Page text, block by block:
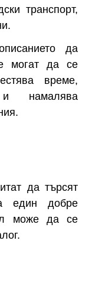
транспорт,
да
могат да се
време,
и намалява
да търсят
един добре
може да се